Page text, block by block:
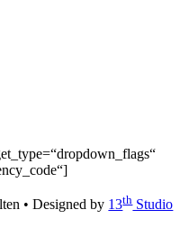
• Designed by 13thStudio